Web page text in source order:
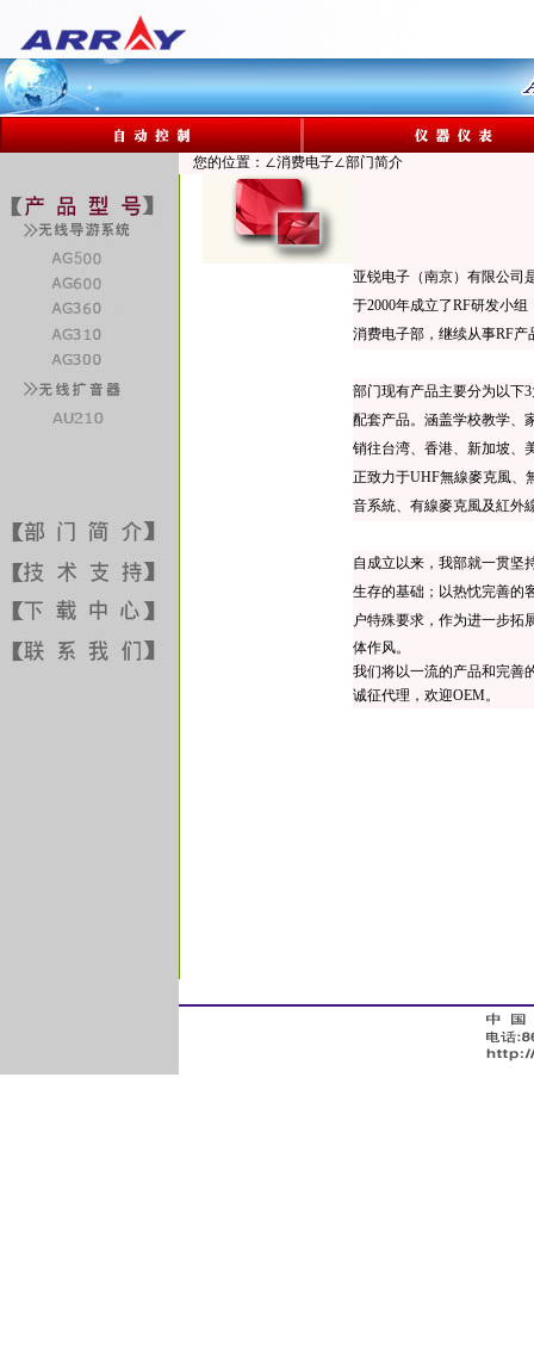
您的位置：∠消费电子∠部门简介
亚锐电子（南京）有限公司
于2000年成立了RF研发小
消费电子部，继续从事RF产
部门现有产品主要分为以下
配套产品。涵盖学校教学、
销往台湾、香港、新加坡、
正致力于UHF無線麥克風、
音系統、有線麥克風及紅外
自成立以来，我部就一贯坚
生存的基础；以热忱完善的
户特殊要求，作为进一步拓
体作风。
我们将以一流的产品和完善
诚征代理，欢迎OEM。